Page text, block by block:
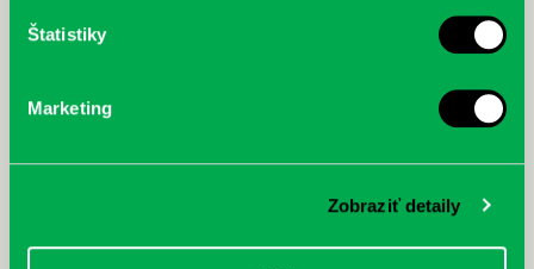
Štatistiky
Marketing
Zobraziť detaily